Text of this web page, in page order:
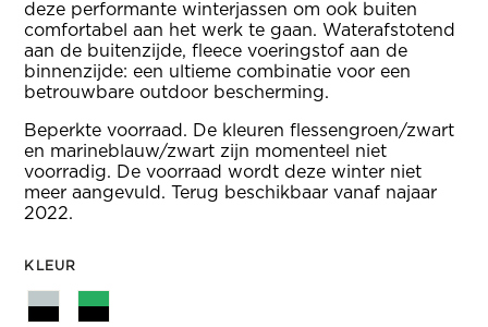
deze performante winterjassen om ook buiten
comfortabel aan het werk te gaan. Waterafstotend
aan de buitenzijde, fleece voeringstof aan de
binnenzijde: een ultieme combinatie voor een
betrouwbare outdoor bescherming.
Beperkte voorraad. De kleuren flessengroen/zwart
en marineblauw/zwart zijn momenteel niet
voorradig. De voorraad wordt deze winter niet
meer aangevuld. Terug beschikbaar vanaf najaar
2022.
KLEUR